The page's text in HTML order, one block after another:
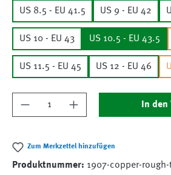
US 8.5 - EU 41.5 US 9 - EU 42
US 10 - EU 43 US 10.5 - EU 43.5
US 11.5 - EU 45 US 12 - EU 46
Produkt Anzahl: Gib denIn den
Zum Merkzettel hinzufügen
Produktnummer: 1907-copper-